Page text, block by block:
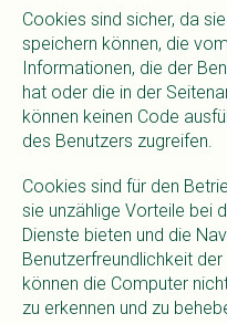
Cookies sind sicher, da
speichern können, die
Informationen, die der
hat oder die in der
können keinen Code
des Benutzers zugreifen.
Cookies sind für den
sie unzählige Vorteile bei
Dienste bieten und die
Benutzerfreundlichkeit
können die Computer
zu erkennen und zu